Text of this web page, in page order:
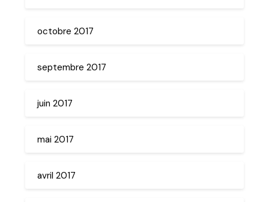
octobre 2017
septembre 2017
juin 2017
mai 2017
avril 2017